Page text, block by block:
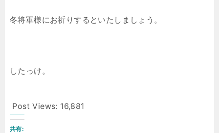
冬将軍様にお祈りするといたしましょう。
したっけ。
Post Views: 16,881
共有: